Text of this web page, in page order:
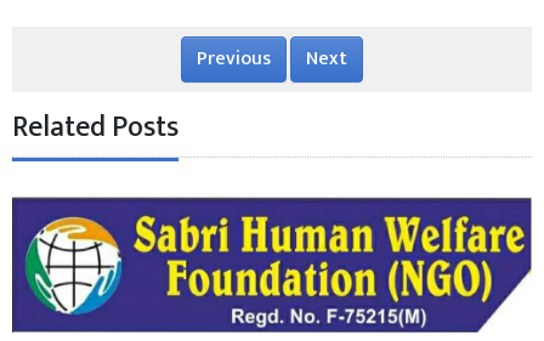
Previous Next
Related Posts